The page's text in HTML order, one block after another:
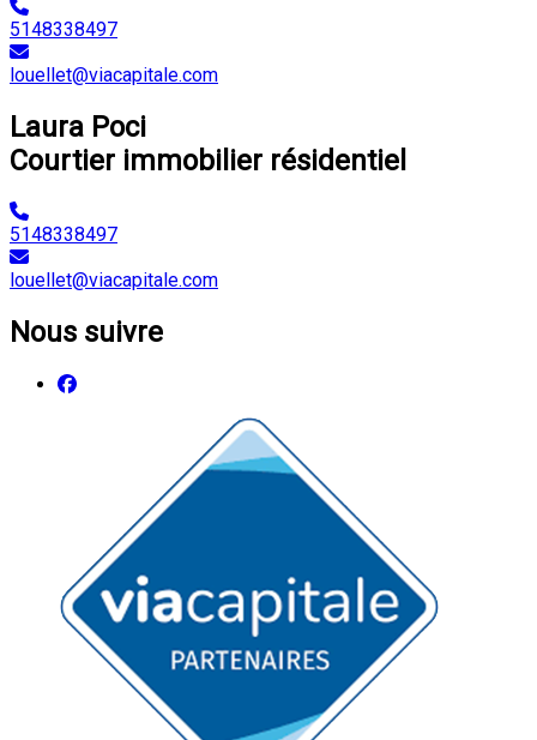
5148338497
louellet@viacapitale.com
Laura Poci
Courtier immobilier résidentiel
5148338497
louellet@viacapitale.com
Nous suivre